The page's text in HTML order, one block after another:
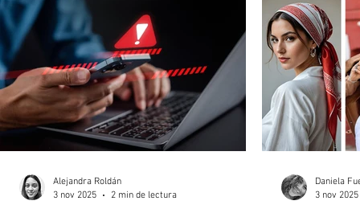
calor del
manera?
sencilla y
nos ayuda a
reacciones
Alejandra Roldán
3 nov 2025
2 min de lectura
Daniela
3 nov 2025